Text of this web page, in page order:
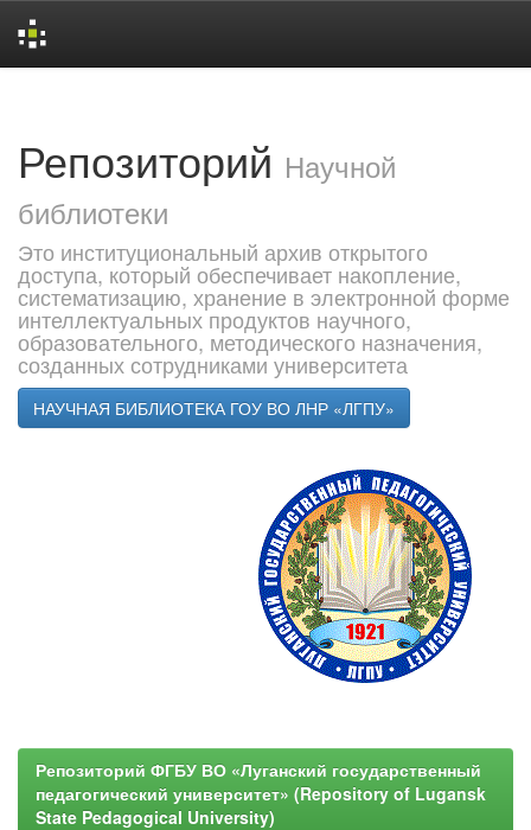
Репозиторий Научной
библиотеки
Это институциональный архив открытого
доступа, который обеспечивает накопление,
систематизацию, хранение в электронной форме
интеллектуальных продуктов научного,
образовательного, методического назначения,
созданных сотрудниками университета
НАУЧНАЯ БИБЛИОТЕКА ГОУ ВО ЛНР «ЛГПУ»
Репозиторий ФГБУ ВО «Луганский государственный
педагогический университет» (Repository of Lugansk
State Pedagogical University)